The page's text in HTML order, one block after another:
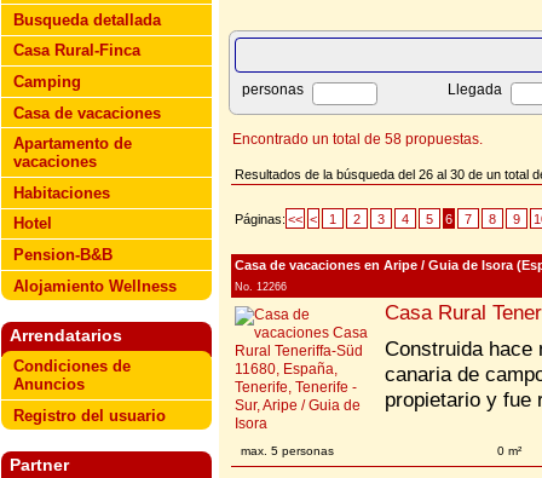
Busqueda detallada
Casa Rural-Finca
Camping
Casa de vacaciones
Apartamento de
vacaciones
Habitaciones
Hotel
Pension-B&B
Alojamiento Wellness
Arrendatarios
Condiciones de
Anuncios
Registro del usuario
Partner
personas Llegada
Encontrado un total de 58 propuestas.
Resultados de la búsqueda del 26 al 30 de un total
Páginas: << < 1 2 3 4 5 6 7 8 9
Casa de vacaciones en Aripe / Guia de Isora
No. 12266
Casa Rural
Construida hace
canaria de
propietario y fue
max. 5 personas 0 m²